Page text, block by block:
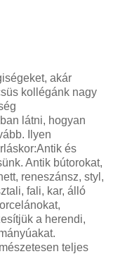
akár
kollégánk nagy
látni, hogyan
Ilyen
és
Antik bútorokat,
reneszánsz, styl,
fali, kar, álló
a herendi,
teljes